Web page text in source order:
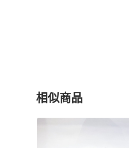
相似商品
更多相似女鞋推薦精品